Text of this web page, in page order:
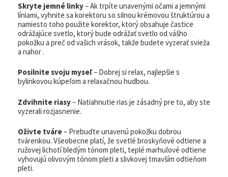
Skryte jemné linky– Ak trpíte unavenými očami a jemnými
líniami, vyhnite sa korektoru so silnou krémovou štruktúrou a
namiesto toho použite korektor, ktorý obsahuje častice
odrážajúce svetlo, ktorý bude odrážať svetlo od vášho
pokožku a preč od vašich vrások, takže budete vyzerať svieža
a nahor .
Posilnite svoju myseľ– Dobrej si relax, najlepšie s
bylinkovou kúpeľom a relaxačnou hudbou.
Zdvihnite riasy– Natiahnutie rias je zásadný pre to, aby ste
vyzerali rozjasnenie.
Oživte tváre– Prebuďte unavenú pokožku dobrou
tvárenkou. Všeobecne platí, že svetlé broskyňové odtiene a
ružovej lichotí bledým tónom pleti, teplé marhuľové odtiene
vyhovujú olivovým tónom pleti a slivkovej tmavším odtieňom
pleti.